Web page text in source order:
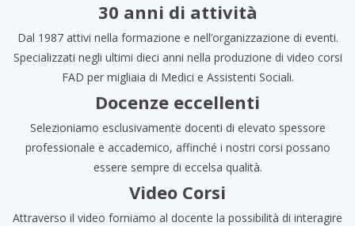
30 anni di attività
Dal 1987 attivi nella formazione e nell’organizzazione di eventi.
Specializzati negli ultimi dieci anni nella produzione di video corsi
FAD per migliaia di Medici e Assistenti Sociali.
Docenze eccellenti
Selezioniamo esclusivamente docenti di elevato spessore
professionale e accademico, affinché i nostri corsi possano
essere sempre di eccelsa qualità.
Video Corsi
Attraverso il video forniamo al docente la possibilità di interagire